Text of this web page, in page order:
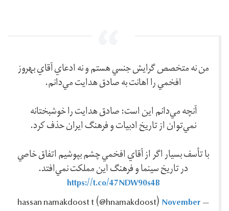
من نه متخصص گرايش جنسي هستم و نه ادعاي آقاي بهروز
افخمي را اهانت به صادق هدايت مي‌دانم.
آنچه مي‌دانم اين است: صادق هدايت را خوشبختانه
نمي‌توان از تاريخ ادبيات و فرهنگ ايران حذف كرد.
با تأسف بسيار اگر از آقاي افخمي چشم بپوشيم اتفاق خاصي
در تاريخ سينما و فرهنگ اين مملكت نمي‌افتد.
https://t.co/47NDW90s4B
— hassan namakdoost t ‪(@hnamakdoost)‬
November